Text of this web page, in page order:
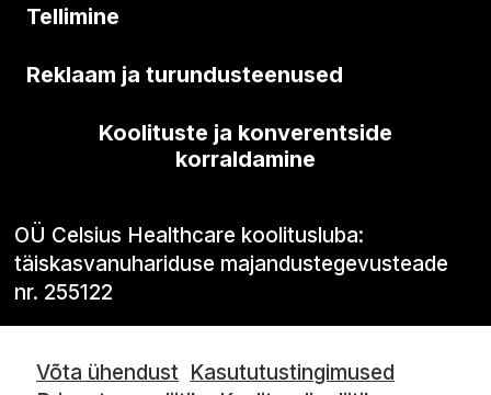
Tellimine
Reklaam ja turundusteenused
Koolituste ja konverentside
korraldamine
OÜ Celsius Healthcare koolitusluba:
täiskasvanuhariduse majandustegevusteade
nr. 255122
Võta ühendust Kasututustingimused